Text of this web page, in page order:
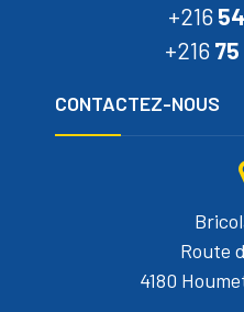
+216
+216
CONTACTEZ-NOUS
Route
4180